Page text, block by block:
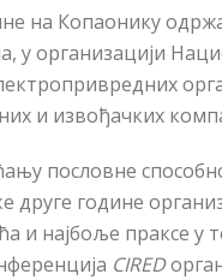
на Копаонику
у организацији
и извођачких
пословне
друге године
и најбоље праксе
CIRED